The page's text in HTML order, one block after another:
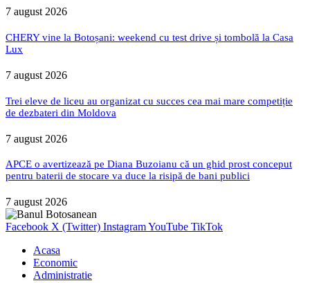
7 august 2026
CHERY vine la Botoșani: weekend cu test drive și tombolă la Casa
Lux
7 august 2026
Trei eleve de liceu au organizat cu succes cea mai mare competiție
de dezbateri din Moldova
7 august 2026
APCE o avertizează pe Diana Buzoianu că un ghid prost conceput
pentru baterii de stocare va duce la risipă de bani publici
7 august 2026
Facebook X (Twitter) InstagramYouTube TikTok
Acasa
Economic
Administratie